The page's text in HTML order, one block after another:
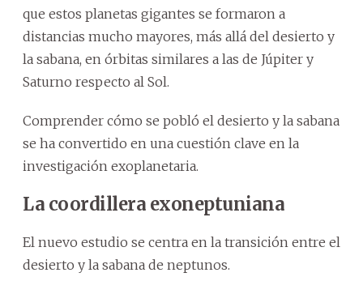
que estos planetas gigantes se formaron a
distancias mucho mayores, más allá del desierto y
la sabana, en órbitas similares a las de Júpiter y
Saturno respecto al Sol.
Comprender cómo se pobló el desierto y la sabana
se ha convertido en una cuestión clave en la
investigación exoplanetaria.
La coordillera exoneptuniana
El nuevo estudio se centra en la transición entre el
desierto y la sabana de neptunos.